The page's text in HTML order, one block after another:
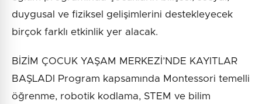
duygusal ve fiziksel gelişimlerini destekleyecek
birçok farklı etkinlik yer alacak.
BİZİM ÇOCUK YAŞAM MERKEZİ’NDE KAYITLAR
BAŞLADI Program kapsamında Montessori temelli
öğrenme, robotik kodlama, STEM ve bilim